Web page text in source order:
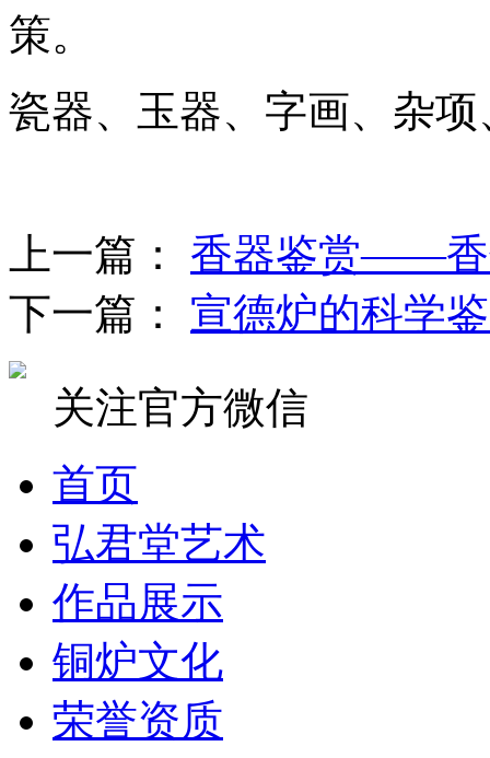
策。
瓷器、玉器、字画、杂
上一篇： 香器鉴赏——香
下一篇： 宣德炉的科学
关注官方微信
首页
弘君堂艺术
作品展示
铜炉文化
荣誉资质